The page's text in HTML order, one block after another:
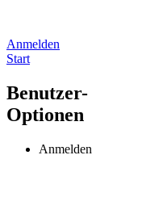
Anmelden
Start
Benutzer-
Optionen
Anmelden